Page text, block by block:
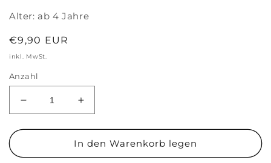
Alter: ab 4 Jahre
Normaler
Preis
€9,90 EUR
inkl. MwSt.
Anzahl
Verringere
die
Menge
Spielset
Erhöhe
die
Menge
für
Spielset
In den Warenkorb legen